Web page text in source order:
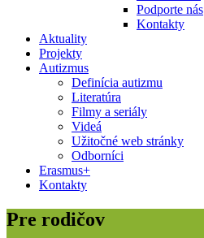
Podporte nás
Kontakty
Aktuality
Projekty
Autizmus
Definícia autizmu
Literatúra
Filmy a seriály
Videá
Užitočné web stránky
Odborníci
Erasmus+
Kontakty
Pre rodičov